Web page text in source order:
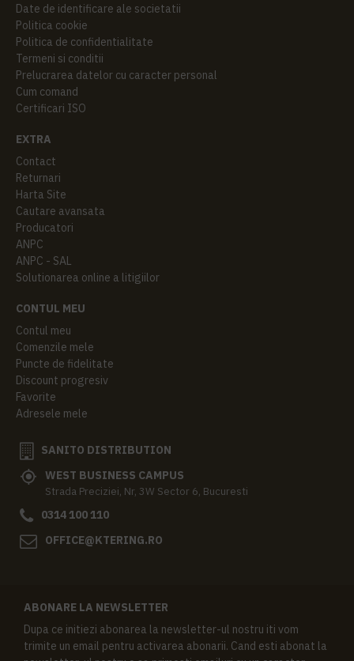
Date de identificare ale societatii
Politica cookie
Politica de confidentialitate
Termeni si conditii
Prelucrarea datelor cu caracter personal
Cum comand
Certificari ISO
EXTRA
Contact
Returnari
Harta Site
Cautare avansata
Producatori
ANPC
ANPC - SAL
Solutionarea online a litigiilor
CONTUL MEU
Contul meu
Comenzile mele
Puncte de fidelitate
Discount progresiv
Favorite
Adresele mele
SANITO DISTRIBUTION
WEST BUSINESS CAMPUS
Strada Preciziei, Nr, 3W Sector 6, Bucuresti
0314 100 110
OFFICE@KTERING.RO
ABONARE LA NEWSLETTER
Dupa ce initiezi abonarea la newsletter-ul nostru iti vom
trimite un email pentru activarea abonarii. Cand esti abonat la